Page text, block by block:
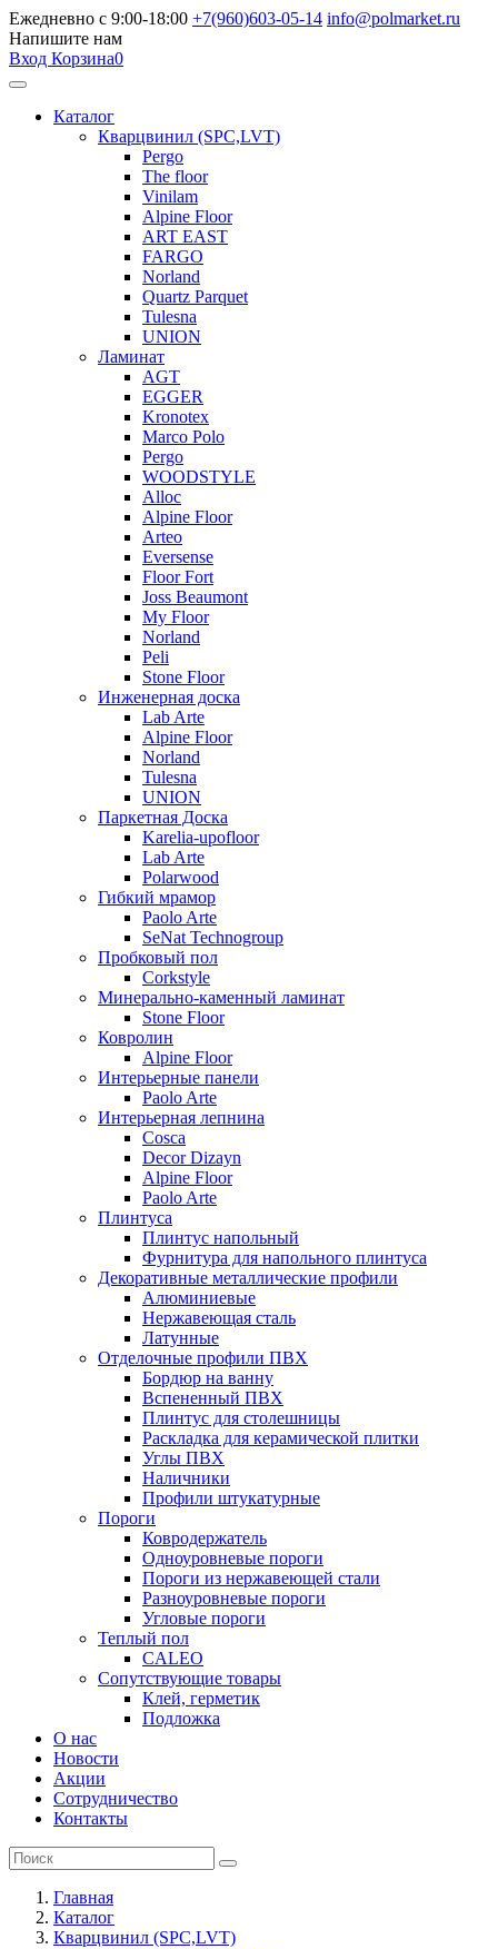
Ежедневно с 9:00-18:00 +7(960)603-05-14 info@polmarket.ru
Напишите нам
Вход Корзина0
Каталог
Кварцвинил (SPC,LVT)
Pergo
The floor
Vinilam
Alpine Floor
ART EAST
FARGO
Norland
Quartz Parquet
Tulesna
UNION
Ламинат
AGT
EGGER
Kronotex
Marco Polo
Pergo
WOODSTYLE
Alloc
Alpine Floor
Arteo
Eversense
Floor Fort
Joss Beaumont
My Floor
Norland
Peli
Stone Floor
Инженерная доска
Lab Arte
Alpine Floor
Norland
Tulesna
UNION
Паркетная Доска
Karelia-upofloor
Lab Arte
Polarwood
Гибкий мрамор
Paolo Arte
SeNat Technogroup
Пробковый пол
Corkstyle
Минерально-каменный ламинат
Stone Floor
Ковролин
Alpine Floor
Интерьерные панели
Paolo Arte
Интерьерная лепнина
Cosca
Decor Dizayn
Alpine Floor
Paolo Arte
Плинтуса
Плинтус напольный
Фурнитура для напольного плинтуса
Декоративные металлические профили
Алюминиевые
Нержавеющая сталь
Латунные
Отделочные профили ПВХ
Бордюр на ванну
Вспененный ПВХ
Плинтус для столешницы
Раскладка для керамической плитки
Углы ПВХ
Наличники
Профили штукатурные
Пороги
Ковродержатель
Одноуровневые пороги
Пороги из нержавеющей стали
Разноуровневые пороги
Угловые пороги
Теплый пол
CALEO
Сопутствующие товары
Клей, герметик
Подложка
О нас
Новости
Акции
Сотрудничество
Контакты
Главная
Каталог
Кварцвинил (SPC,LVT)